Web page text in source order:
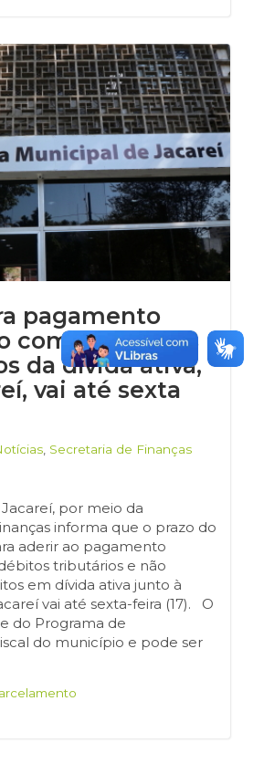
pagamento
com descontos
da dívida ativa,
vai até sexta
Secretaria de Finanças
por meio da
informa que o prazo do
aderir ao pagamento
tributários e não
em dívida ativa junto à
vai até sexta-feira (17). O
do Programa de
do município e pode ser